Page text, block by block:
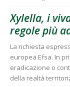
Xylella, i
regole più
La richiesta
europea Efsa. In
eradicazione o
della realtà